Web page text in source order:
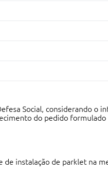
Social, considerando o
do pedido
instalação de parklet na